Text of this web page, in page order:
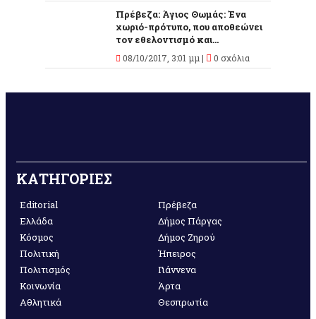
Πρέβεζα: Άγιος Θωμάς: Ένα
χωριό-πρότυπο, που αποθεώνει
τον εθελοντισμό και...
08/10/2017, 3:01 μμ | 0 σχόλια
ΚΑΤΗΓΟΡΙΕΣ
Editorial
Ελλάδα
Κόσμος
Πολιτική
Πολιτισμός
Κοινωνία
Αθλητικά
Πρέβεζα
Δήμος Πάργας
Δήμος Ζηρού
Ήπειρος
Γιάννενα
Άρτα
Θεσπρωτία